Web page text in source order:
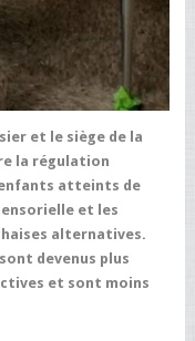
et le siège de la
la régulation
enfants atteints de
et les
alternatives.
devenus plus
et sont moins